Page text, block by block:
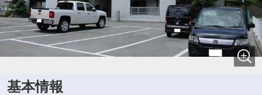
基本情報